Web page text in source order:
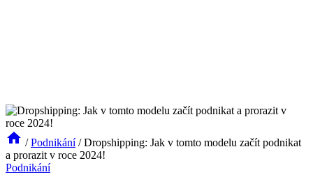
/ Podnikání / Dropshipping: Jak v tomto modelu začít podnikat
a prorazit v roce 2024!
Podnikání